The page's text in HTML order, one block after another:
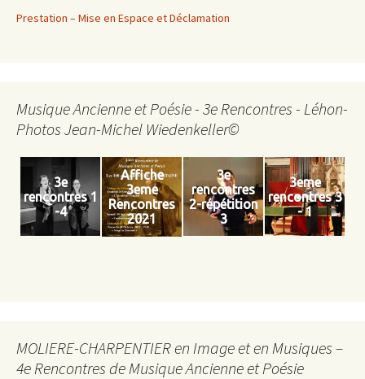
Prestation – Mise en Espace et Déclamation
Musique Ancienne et Poésie - 3e Rencontres - Léhon-
Photos Jean-Michel Wiedenkeller©
3e
rencontres 1
-4
Affiche
3eme
Rencontres
2021
3e
rencontres
2-répétition
3
3eme
rencontres 3
- 1
MOLIERE-CHARPENTIER en Image et en Musiques –
4e Rencontres de Musique Ancienne et Poésie